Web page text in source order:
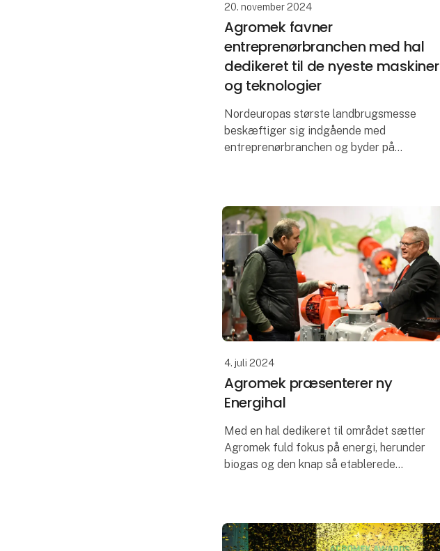
20. november 2024
Agromek favner
entreprenørbranchen med hal
dedikeret til de nyeste maskiner
og teknologier
Nordeuropas største landbrugsmesse
beskæftiger sig indgående med
entreprenørbranchen og byder på
4. juli 2024
Agromek præsenterer ny
Energihal
Med en hal dedikeret til området sætter
Agromek fuld fokus på energi, herunder
biogas og den knap så etablerede